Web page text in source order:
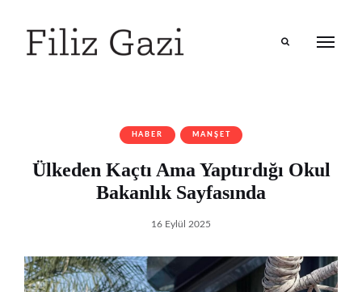
HABER MANŞET
Ülkeden Kaçtı Ama Yaptırdığı Okul
Bakanlık Sayfasında
16 Eylül 2025